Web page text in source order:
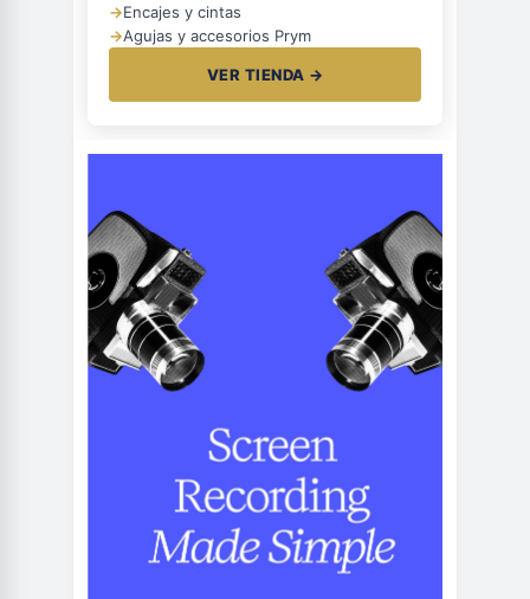
→Encajes y cintas
→Agujas y accesorios Prym
VER TIENDA →